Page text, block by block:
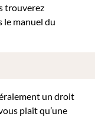
trouverez
le manuel du
un droit
plaît qu’une